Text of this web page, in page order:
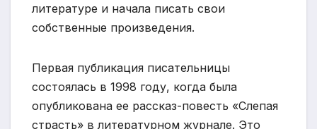
литературе и начала писать свои
собственные произведения.
Первая публикация писательницы
состоялась в 1998 году, когда была
опубликована ее рассказ-повесть «Слепая
страсть» в литературном журнале. Это